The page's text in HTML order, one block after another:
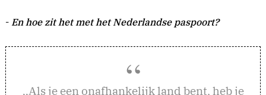
- En hoe zit het met het Nederlandse paspoort?
,,Als je een onafhankelijk land bent, heb je